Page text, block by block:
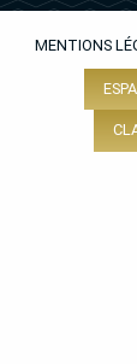
MENTIONS